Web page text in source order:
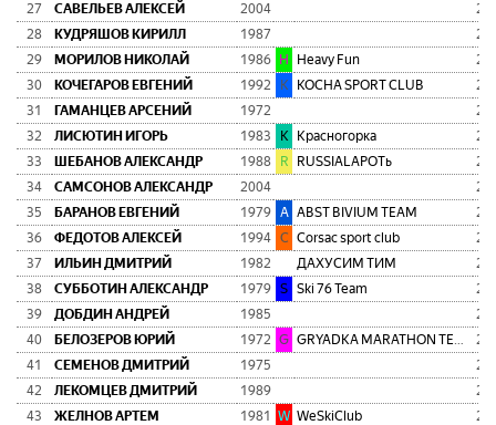
27
САВЕЛЬЕВ АЛЕКСЕЙ 2004
28
КУДРЯШОВ КИРИЛЛ 1987
29
МОРИЛОВ НИКОЛАЙ 1986 H Heavy Fun
30
КОЧЕГАРОВ ЕВГЕНИЙ 1992 K KOCHA SPORT CLUB
31
ГАМАНЦЕВ АРСЕНИЙ 1972
32
ЛИСЮТИН ИГОРЬ 1983 К Красногорка
33
ШЕБАНОВ АЛЕКСАНДР 1988 R RUSSIALAPOTь
34
САМСОНОВ АЛЕКСАНДР 2004
35
БАРАНОВ ЕВГЕНИЙ 1979 A ABST BIVIUM TEAM
36
ФЕДОТОВ АЛЕКСЕЙ 1994 C Corsac sport club
37
ИЛЬИН ДМИТРИЙ 1982 ДАХУСИМ ТИМ
38
СУББОТИН АЛЕКСАНДР 1979 S Ski 76 Team
39
ДОБДИН АНДРЕЙ 1985
40
БЕЛОЗЕРОВ ЮРИЙ 1972 G GRYADKA MARATHON TEAM
41
СЕМЕНОВ ДМИТРИЙ 1975
42
ЛЕКОМЦЕВ ДМИТРИЙ 1989
43
ЖЕЛНОВ АРТЕМ 1981 W WeSkiClub